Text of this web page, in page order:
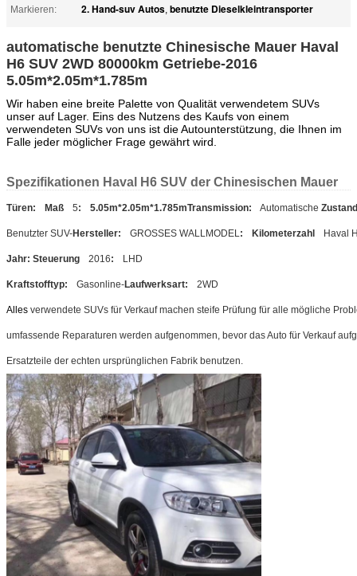
Markieren:
2. Hand-suv Autos, benutzte Dieselkleintransporter
automatische benutzte Chinesische Mauer Haval
H6 SUV 2WD 80000km Getriebe-2016
5.05m*2.05m*1.785m
Wir haben eine breite Palette von Qualität verwendetem SUVs
unser auf Lager. Eins des Nutzens des Kaufs von einem
verwendeten SUVs von uns ist die Autounterstützung, die Ihnen im
Falle jeder möglicher Frage gewährt wird.
Spezifikationen Haval H6 SUV der Chinesischen Mauer
Türen: Maß 5: 5.05m*2.05m*1.785mTransmission: Automatische
Benutzter SUV-Hersteller: GROSSES WALLMODEL: Kilometerzahl Haval
Jahr: Steuerung 2016: LHD
Kraftstofftyp: Gasonline-Laufwerksart: 2WD
Alles verwendete SUVs für Verkauf machen steife Prüfung für alle mögliche
umfassende Reparaturen werden aufgenommen, bevor das Auto für Verkauf
Ersatzteile der echten ursprünglichen Fabrik benutzen.